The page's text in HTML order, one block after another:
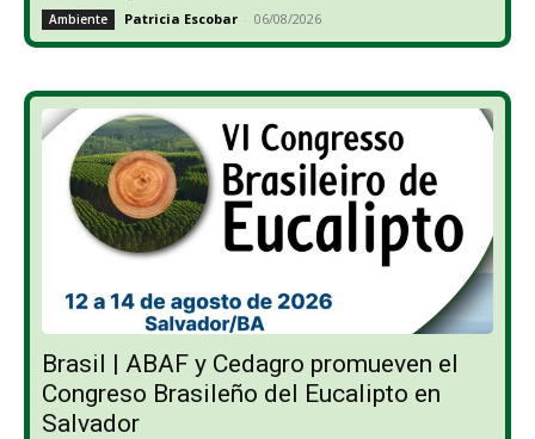
Ambiente Patricia Escobar - 06/08/2026
Brasil | ABAF y Cedagro promueven el
Congreso Brasileño del Eucalipto en
Salvador